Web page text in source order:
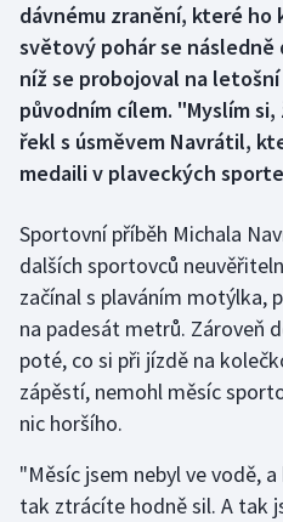
Florbal
Futsal
Golf
Házená
Jezdectví
Judo
Krasobruslení
Lezení
dávnému zranění, které ho
světový pohár se
níž se probojoval na
původním cílem. "Myslím
řekl s úsměvem Navrátil,
medaili v plaveckých
Sportovní příběh Michala
dalších sportovců
začínal s plaváním motýlka,
na padesát metrů. Zároveň
poté, co si při jízdě na
zápěstí, nemohl měsíc
nic horšího.
"Měsíc jsem nebyl ve vodě,
tak ztrácíte hodně sil. A tak